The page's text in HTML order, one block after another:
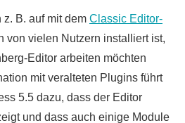
B. auf mit dem Classic Editor-
von vielen Nutzern installiert ist,
Editor arbeiten möchten
mit veralteten Plugins führt
5.5 dazu, dass der Editor
und dass auch einige Module